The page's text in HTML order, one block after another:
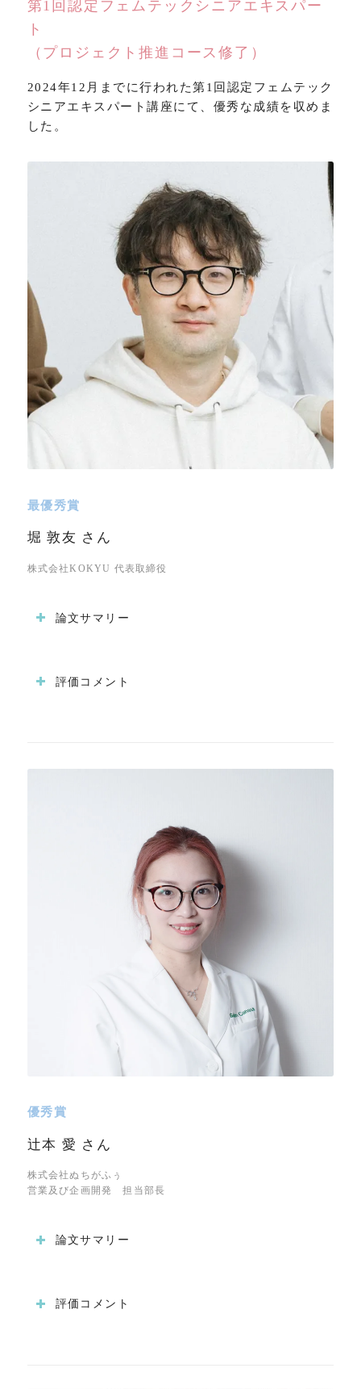
第1回認定フェムテックシニアエキスパー
ト
（プロジェクト推進コース修了）
2024年12月までに行われた第1回認定フェムテック
シニアエキスパート講座にて、優秀な成績を収めま
した。
最優秀賞
堀 敦友 さん
株式会社KOKYU 代表取締役
論文サマリー
評価コメント
優秀賞
辻本 愛 さん
株式会社ぬちがふぅ
営業及び企画開発 担当部長
論文サマリー
評価コメント